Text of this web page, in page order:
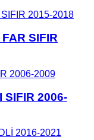
SIFIR
SIFIR 2006-